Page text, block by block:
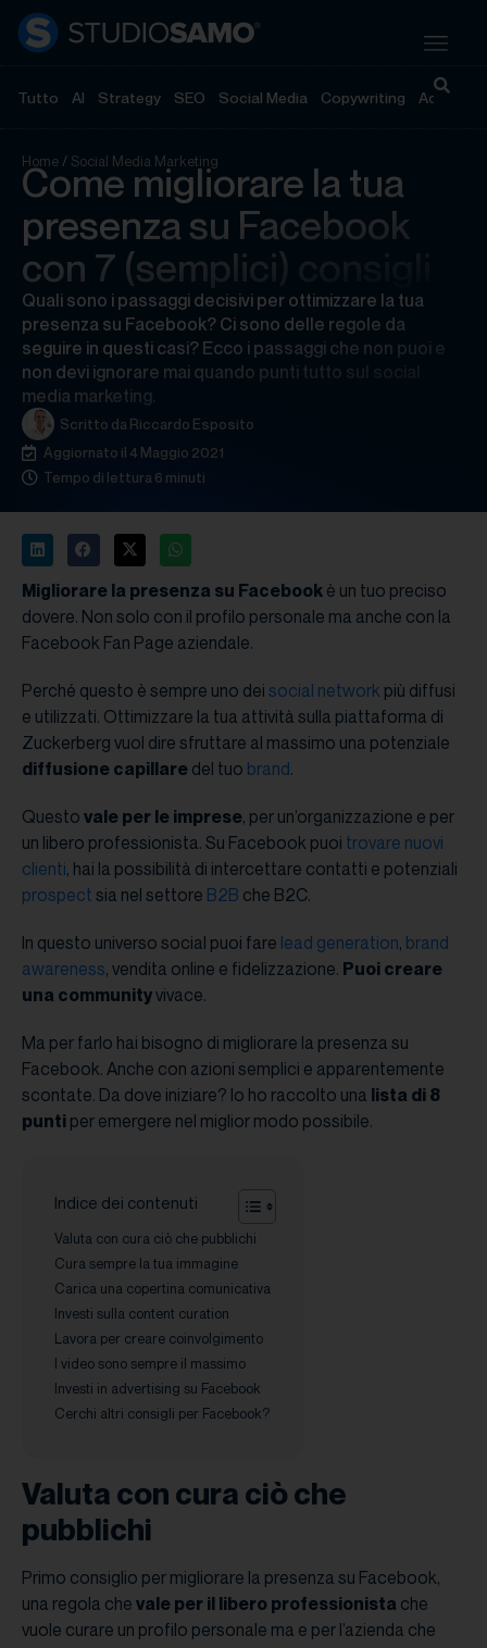
Tutto AI Strategy SEO Social Media Copywriting
Home/ Social Media Marketing
Come migliorare la tua
presenza su Facebook
con 7 (semplici) consigli
Quali sono i passaggi decisivi per ottimizzare la tua
presenza su Facebook? Ci sono delle regole da
seguire in questi casi? Ecco i passaggi che non puoi e
non devi ignorare mai quando punti tutto sul social
media marketing.
Scritto da Riccardo Esposito
Aggiornato il 4 Maggio 2021
Tempo di lettura 6 minuti
Migliorare la presenza su Facebook è un tuo preciso
dovere. Non solo con il profilo personale ma anche con la
Facebook Fan Page aziendale.
Perché questo è sempre uno dei social network più diffusi
e utilizzati. Ottimizzare la tua attività sulla piattaforma di
Zuckerberg vuol dire sfruttare al massimo una potenziale
diffusione capillare del tuo brand.
Questo vale per le imprese, per un’organizzazione e per
un libero professionista. Su Facebook puoi trovare nuovi
clienti, hai la possibilità di intercettare contatti e potenziali
prospect sia nel settore B2B che B2C.
In questo universo social puoi fare lead generation, brand
awareness, vendita online e fidelizzazione. Puoi creare
una communityvivace.
Ma per farlo hai bisogno di migliorare la presenza su
Facebook. Anche con azioni semplici e apparentemente
scontate. Da dove iniziare? Io ho raccolto una lista di 8
punti per emergere nel miglior modo possibile.
Indice dei contenuti
Valuta con cura ciò che pubblichi
Cura sempre la tua immagine
Carica una copertina comunicativa
Investi sulla content curation
Lavora per creare coinvolgimento
I video sono sempre il massimo
Investi in advertising su Facebook
Cerchi altri consigli per Facebook?
Valuta con cura ciò che
pubblichi
Primo consiglio per migliorare la presenza su Facebook,
una regola che vale per il libero professionista che
vuole curare un profilo personale ma e per l’azienda che